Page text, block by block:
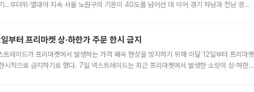
…무더위·열대야 지속 서울 노원구의 기온이 40도를 넘어선 데 이어 경기 하남과 전남 광양
부터 프리마켓 상·하한가 주문 한시 금지
트레이드가 프리마켓에서 발생하는 가격 왜곡 현상을 방지하기 위해 이달 12일부터 프리마켓
시적으로 금지하기로 했다. 7일 넥스트레이드는 최근 프리마켓에서 발생한 소량의 상·하한